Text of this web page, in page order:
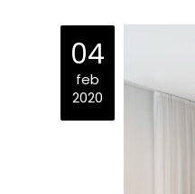
04
feb
2020